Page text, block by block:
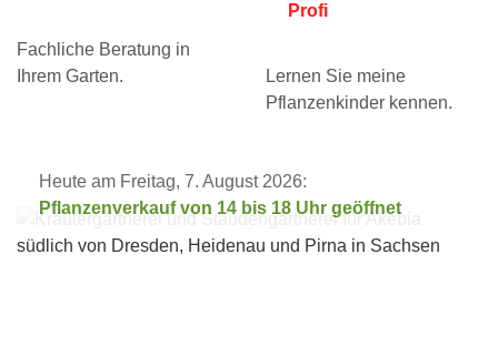
Fachliche Beratung in
Ihrem Garten.
Profi
Lernen Sie meine
Pflanzenkinder kennen.
Heute am Freitag, 7. August 2026:
Pflanzenverkauf von 14 bis 18 Uhr geöffnet